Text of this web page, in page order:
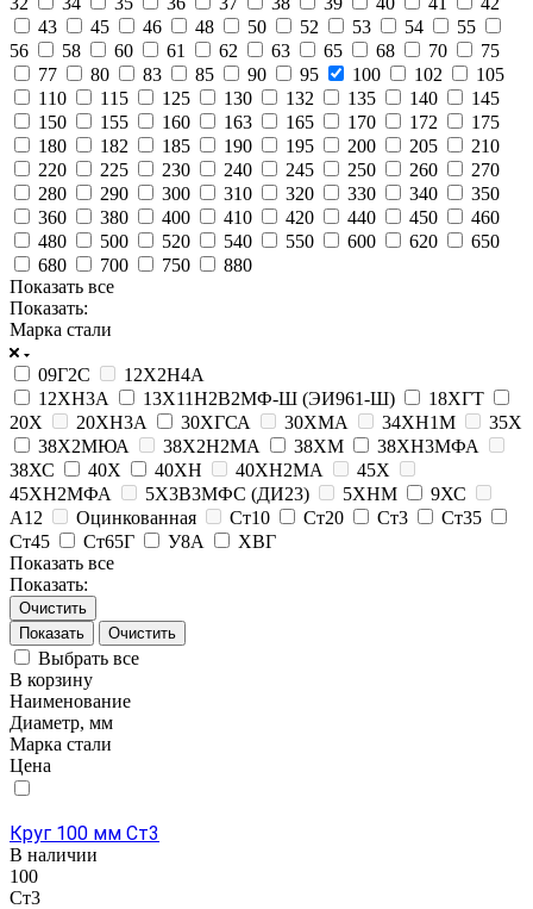
43
45 46 48 50 52 53 54
55
56
58 60 61 62 63 65 68 70
75
77
80 83 85 90 95 100 102
105
110
115 125 130 132 135 140
145
150
155 160 163 165 170 172
175
180
182 185 190 195 200 205
210
220
225 230 240 245 250 260
270
280
290 300 310 320 330 340
350
360
380 400 410 420 440 450
460
480
500 520 540 550 600 620
650
680
700 750
880
Показать все
Показать:
Марка стали
09Г2С
12Х2Н4А
12ХН3А
13Х11Н2В2МФ-Ш (ЭИ961-Ш)
18ХГТ
20Х
20ХН3А 30ХГСА 30ХМА 34ХН1М
35Х
38Х2МЮА
38Х2Н2МА 38ХМ
38ХН3МФА
38ХС
40Х 40ХН 40ХН2МА
45Х
45ХН2МФА
5Х3В3МФС (ДИ23) 5ХНМ
9ХС
А12
Оцинкованная Ст10 Ст20 Ст3
Ст35
Ст45
Ст65Г У8А
ХВГ
Показать все
Показать:
Очистить
Очистить
Выбрать все
В корзину
Наименование
Диаметр, мм
Марка стали
Цена
Круг 100 мм Ст3
В наличии
100
Ст3